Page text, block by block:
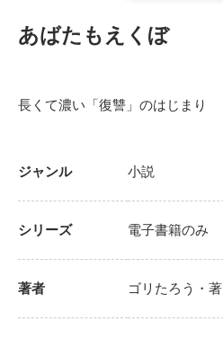
あばたもえくぼ
長くて濃い「復讐」のはじまり
ジャンル 小説
シリーズ 電子書籍のみ
著者 ゴリたろう ・著